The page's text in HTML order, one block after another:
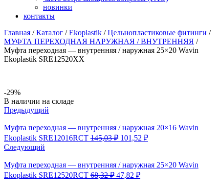
новинки
контакты
Главная /Каталог /Ekoplastik /Цельнопластиковые фитинги /
МУФТА ПЕРЕХОДНАЯ НАРУЖНАЯ / ВНУТРЕННЯЯ /
Муфта переходная — внутренняя / наружная 25×20 Wavin
Ekoplastik SRE12520XX
-29%
Availability:
В наличии на складе
Предыдущий
Муфта переходная — внутренняя / наружная 20×16 Wavin
Ekoplastik SRE12016RCT 145,03₽ Первоначальная
145,03 ₽.
101,52 ₽Текущая
Следующий
Муфта переходная — внутренняя / наружная 25×20 Wavin
Ekoplastik SRE12520RCT 68,32₽ Первоначальная
47,82 ₽Текущая